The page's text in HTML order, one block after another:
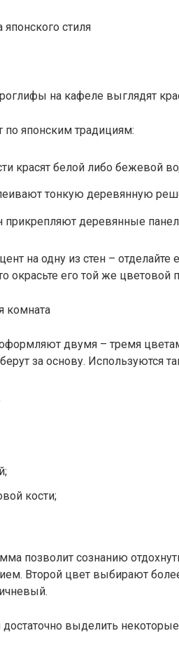
на кафеле выглядят
японским традициям:
красят белой либо бежевой
тонкую деревянную
прикрепляют деревянные
на одну из стен –
окрасьте его той же цветовой
двумя – тремя
за основу. Используются
кости;
позволит сознанию
Второй цвет выбирают